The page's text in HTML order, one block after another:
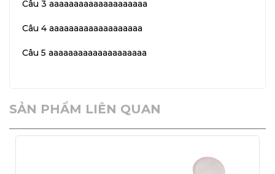
Câu 3 aaaaaaaaaaaaaaaaaaaa
Câu 4 aaaaaaaaaaaaaaaaaaa
Câu 5 aaaaaaaaaaaaaaaaaaaa
SẢN PHẨM LIÊN QUAN